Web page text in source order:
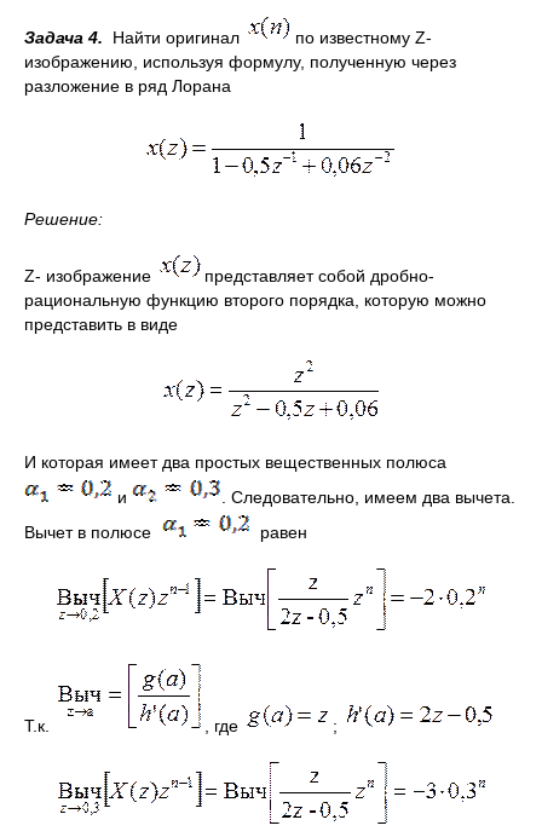
Задача 4. Найти оригинал
по известному Z-
изображению, используя формулу, полученную через
разложение в ряд Лорана
Решение:
Z- изображение
представляет собой дробно-
рациональную функцию второго порядка, которую можно
представить в виде
И которая имеет два простых вещественных полюса
и
. Следовательно, имеем два вычета.
Вычет в полюсе
равен
Т.к. , где ;